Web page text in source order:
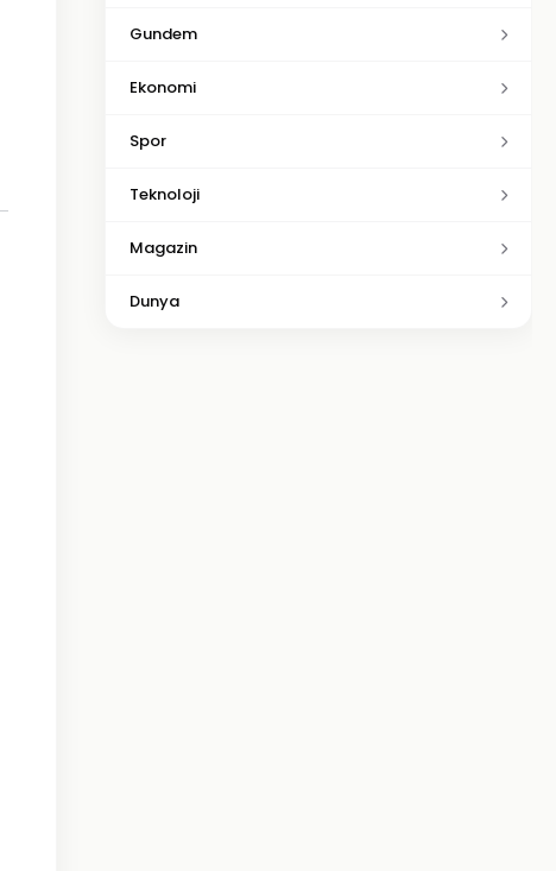
Gundem
Ekonomi
Spor
Teknoloji
Magazin
Dunya